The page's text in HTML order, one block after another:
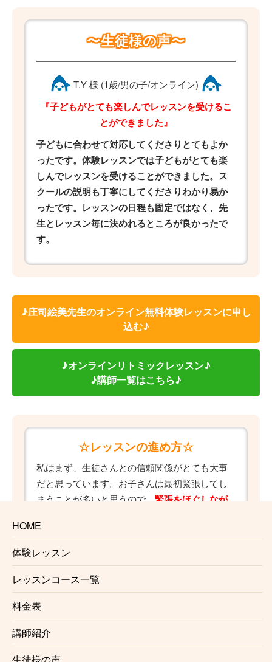
HOME
体験レッスン
レッスンコース一覧
料金表
講師紹介
〜生徒様の声〜
T.Y 様 (1歳/男の子/オンライン)
『子どもがとても楽しんでレッスンを受けるこ
とができました』
子どもに合わせて対応してくださりとてもよか
ったです。体験レッスンでは子どもがとても楽
しんでレッスンを受けることができました。ス
クールの説明も丁寧にしてくださりわかり易か
ったです。レッスンの日程も固定ではなく、先
生とレッスン毎に決めれるところが良かったで
す。
♪庄司絵美先生のオンライン無料体験レッスンに申し
込む♪
♪オンラインリトミックレッスン♪
♪講師一覧はこちら♪
☆レッスンの進め方☆
私はまず、生徒さんとの信頼関係がとても大事
だと思っています。お子さんは最初緊張してし
まうことが多いと思うので、 緊張をほぐしなが
またお子さんの性格は、十人十色です。その日
時々で教え方を変えたりしています。
音楽を楽しんで頂けるよう、柔軟な指導を常に
心がけています。
☆お子様のレッスンについて（親御様
へ）☆